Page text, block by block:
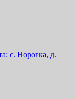
с. Норовка, д.